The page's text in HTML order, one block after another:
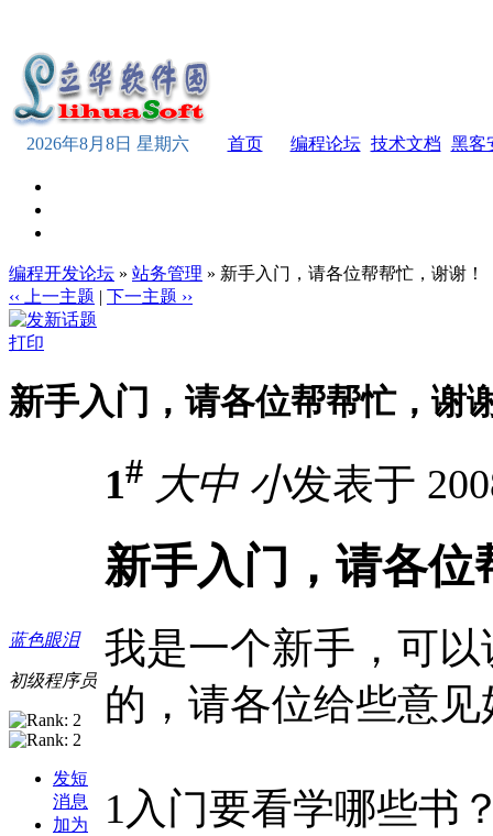
2026年8月8日 星期六 首页 编程论坛 技术文档 黑客
编程开发论坛 » 站务管理 » 新手入门，请各位帮帮忙，谢谢！
‹‹ 上一主题 | 下一主题 ››
打印
新手入门，请各位帮帮忙，谢
蓝色眼泪
初级程序员
发短
消息
加为
1# 大中 小发表于
新手入门，请各位
我是一个新手，可
的，请各位给些意见
1入门要看学哪些书